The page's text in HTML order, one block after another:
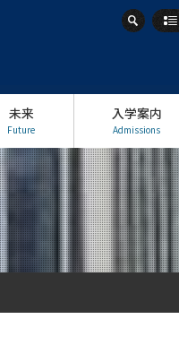
未来
Future
入学案内
Admissions